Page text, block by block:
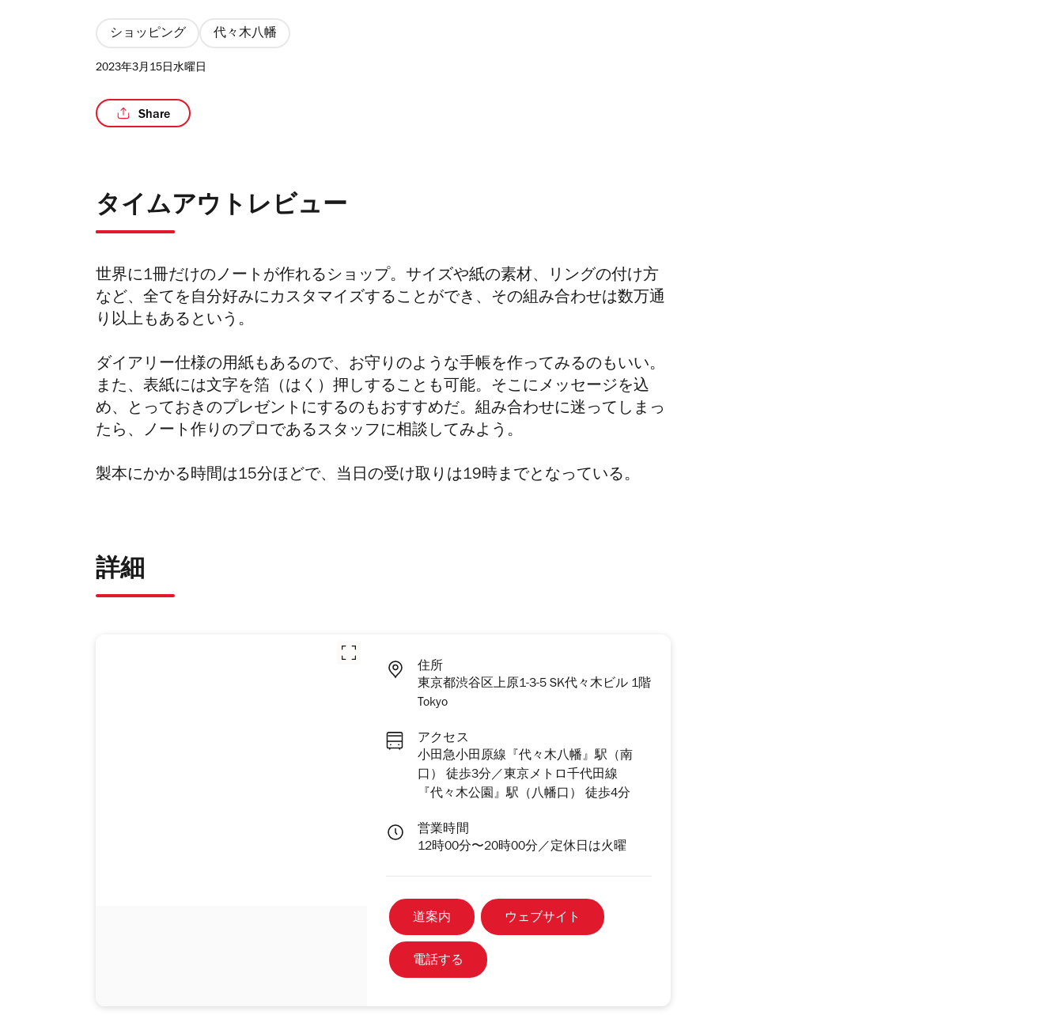
ショッピング 代々木八幡
2023年3月15日水曜日
Share
タイムアウトレビュー
世界に1冊だけのノートが作れるショップ。サイズや紙の素材、リングの付け方
など、全てを自分好みにカスタマイズすることができ、その組み合わせは数万通
り以上もあるという。
ダイアリー仕様の用紙もあるので、お守りのような手帳を作ってみるのもいい。
また、表紙には文字を箔（はく）押しすることも可能。そこにメッセージを込
め、とっておきのプレゼントにするのもおすすめだ。組み合わせに迷ってしまっ
たら、ノート作りのプロであるスタッフに相談してみよう。
製本にかかる時間は15分ほどで、当日の受け取りは19時までとなっている。
詳細
住所
東京都渋谷区上原1-3-5 SK代々木ビル 1階
Tokyo
アクセス
小田急小田原線『代々木八幡』駅（南
口） 徒歩3分／東京メトロ千代田線
『代々木公園』駅（八幡口） 徒歩4分
営業時間
12時00分〜20時00分／定休日は火曜
道案内 ウェブサイト
電話する